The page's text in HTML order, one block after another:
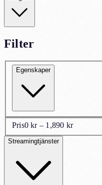
Filter
Egenskaper
Pris0 kr – 1,890 kr
Streamingtjänster